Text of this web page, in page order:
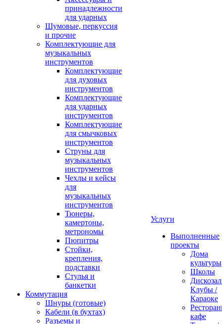
принадлежности
для ударных
Шумовые, перкуссия
и прочие
Комплектующие для
музыкальных
инструментов
Комплектующие
для духовых
инструментов
Комплектующие
для ударных
инструментов
Комплектующие
для смычковых
инструментов
Струны для
музыкальных
инструментов
Чехлы и кейсы
для
музыкальных
инструментов
Тюнеры,
камертоны,
метрономы
Пюпитры
Стойки,
крепления,
подставки
Стулья и
банкетки
Коммутация
Шнуры (готовые)
Кабели (в бухтах)
Разъемы и
Услуги
Выполненные
проекты
Дома
культуры
Школы
Клубы /
Караоке
кафе